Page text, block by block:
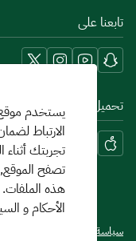
يستخدم
الارتباط
تجربتك
تصفح
هذه
الأحكام و
تابعنا على
تحميل تطبيق الجوال MYUJ
سياسة الخصوصية